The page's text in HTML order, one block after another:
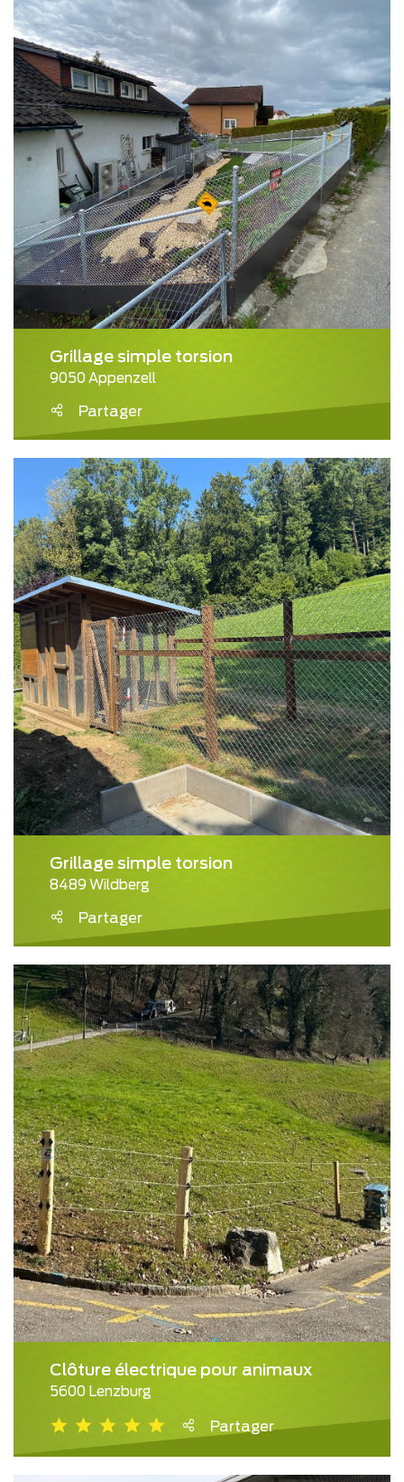
Grillage simple torsion
9050 Appenzell
Partager
Grillage simple torsion
8489 Wildberg
Partager
Clôture électrique pour animaux
5600 Lenzburg
Partager